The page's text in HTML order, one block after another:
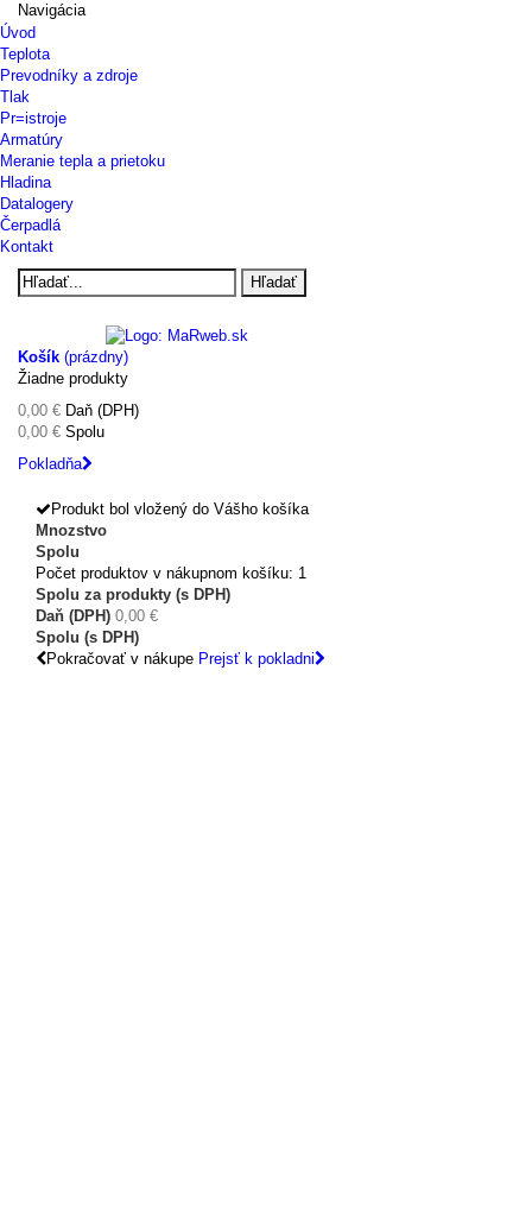
Navigácia
Úvod
Teplota
Prevodníky a zdroje
Tlak
Pr=istroje
Armatúry
Meranie tepla a prietoku
Hladina
Datalogery
Čerpadlá
Kontakt
Hľadať
Košík (prázdny)
Žiadne produkty
0,00 € Daň (DPH)
0,00 € Spolu
Pokladňa
Produkt bol vložený do Vášho košíka
Mnozstvo
Spolu
Počet produktov v nákupnom košíku: 1
Spolu za produkty (s DPH)
Daň (DPH) 0,00 €
Spolu (s DPH)
Pokračovať v nákupe Prejsť k pokladni